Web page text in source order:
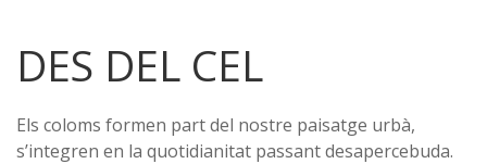
DES DEL CEL
Els coloms formen part del nostre paisatge urbà,
s’integren en la quotidianitat passant desapercebuda.